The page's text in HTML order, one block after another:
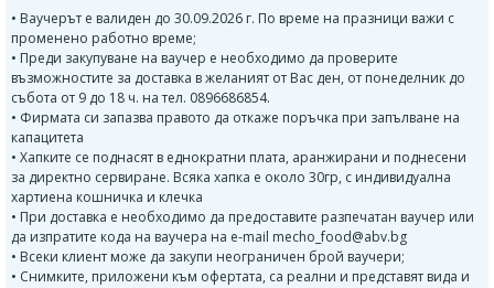
• Ваучерът е валиден до 30.09.2026 г. По време на празници важи с
променено работно време;
• Преди закупуване на ваучер е необходимо да проверите
възможностите за доставка в желаният от Вас ден, от понеделник до
събота от 9 до 18 ч. на тел. 0896686854.
• Фирмата си запазва правото да откаже поръчка при запълване на
капацитета
• Хапките се поднасят в еднократни плата, аранжирани и поднесени
за директно сервиране. Всяка хапка е около 30гр, с индивидуална
хартиена кошничка и клечка
• При доставка е необходимо да предоставите разпечатан ваучер или
да изпратите кода на ваучера на e-mail mecho_food@abv.bg
• Всеки клиент може да закупи неограничен брой ваучери;
• Снимките, приложени към офертата, са реални и представят вида и